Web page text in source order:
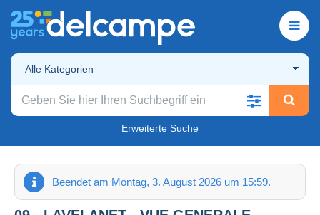
Alle Kategorien
Erweiterte Suche
Beendet am Montag, 3. August 2026 um 15:59.